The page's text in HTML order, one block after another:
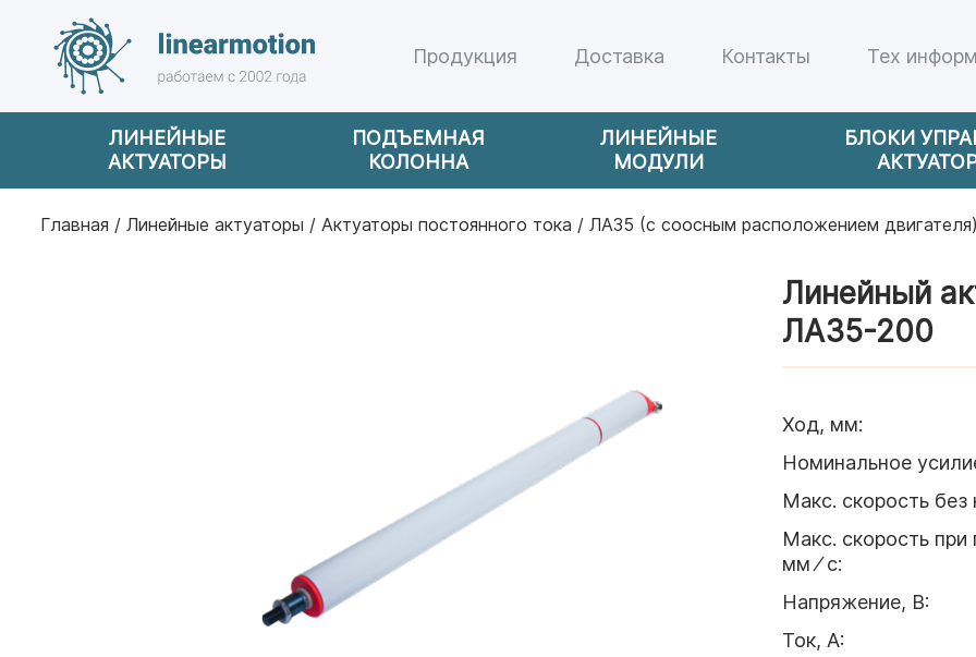
Продукция Доставка Контакты Тех
ЛИНЕЙНЫЕ
АКТУАТОРЫ
ПОДЪЕМНАЯ
КОЛОННА
ЛИНЕЙНЫЕ
МОДУЛИ
БЛОКИ
Главная / Линейные актуаторы / Актуаторы постоянного тока / ЛА35 (c соосным расположением двигателя)
Линейный
ЛА35-200
Ход, мм:
Номинальное
Макс. скорость без
Макс. скорость при
мм ⁄ с:
Напряжение, В:
Ток, А: